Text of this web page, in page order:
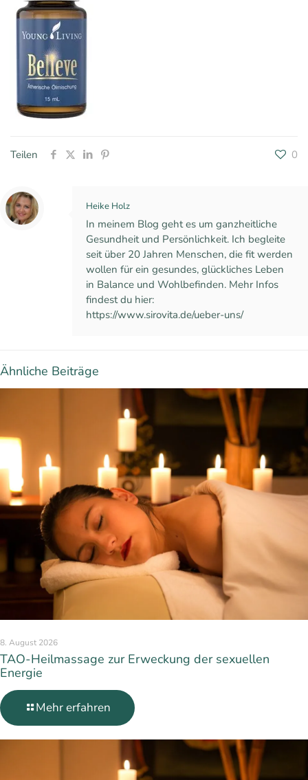
Teilen 0
Heike Holz
In meinem Blog geht es um ganzheitliche
Gesundheit und Persönlichkeit. Ich begleite
seit über 20 Jahren Menschen, die fit werden
wollen für ein gesundes, glückliches Leben
in Balance und Wohlbefinden. Mehr Infos
findest du hier:
https://www.sirovita.de/ueber-uns/
Ähnliche Beiträge
8. August 2026
TAO-Heilmassage zur Erweckung der sexuellen
Energie
Mehr erfahren